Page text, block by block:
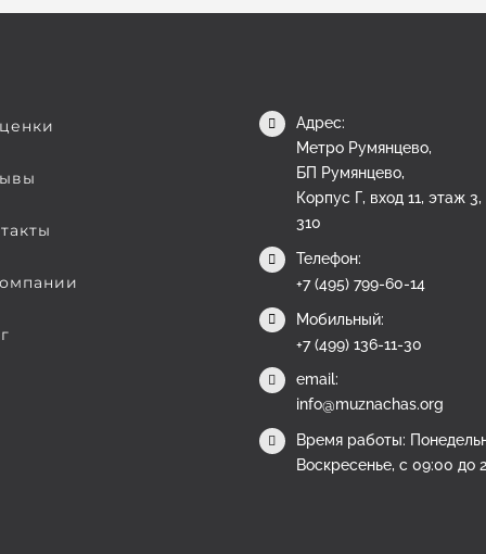
Адрес:
Метро Румянцево,
БП Румянцево,
Корпус Г, вход 11, этаж
310
Телефон:
+7 (495) 799-60-14
Мобильный:
+7 (499) 136-11-30
email:
info@muznachas.org
Время работы:
Воскресенье, с 09:00 до